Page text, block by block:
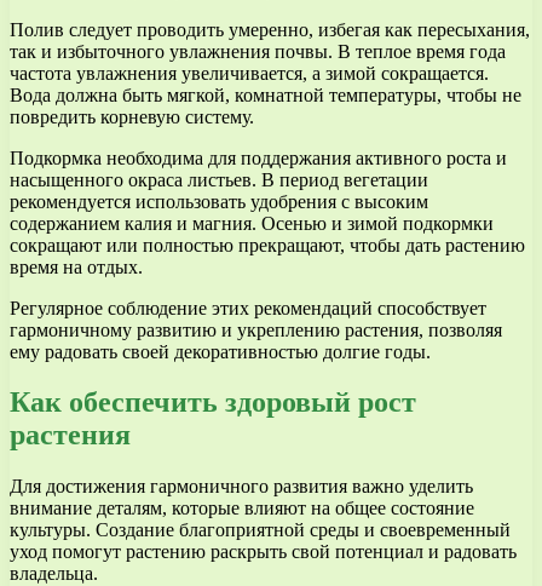
Полив следует проводить умеренно, избегая как пересыхания,
так и избыточного увлажнения почвы. В теплое время года
частота увлажнения увеличивается, а зимой сокращается.
Вода должна быть мягкой, комнатной температуры, чтобы не
повредить корневую систему.
Подкормка необходима для поддержания активного роста и
насыщенного окраса листьев. В период вегетации
рекомендуется использовать удобрения с высоким
содержанием калия и магния. Осенью и зимой подкормки
сокращают или полностью прекращают, чтобы дать растению
время на отдых.
Регулярное соблюдение этих рекомендаций способствует
гармоничному развитию и укреплению растения, позволяя
ему радовать своей декоративностью долгие годы.
Как обеспечить здоровый рост
растения
Для достижения гармоничного развития важно уделить
внимание деталям, которые влияют на общее состояние
культуры. Создание благоприятной среды и своевременный
уход помогут растению раскрыть свой потенциал и радовать
владельца.